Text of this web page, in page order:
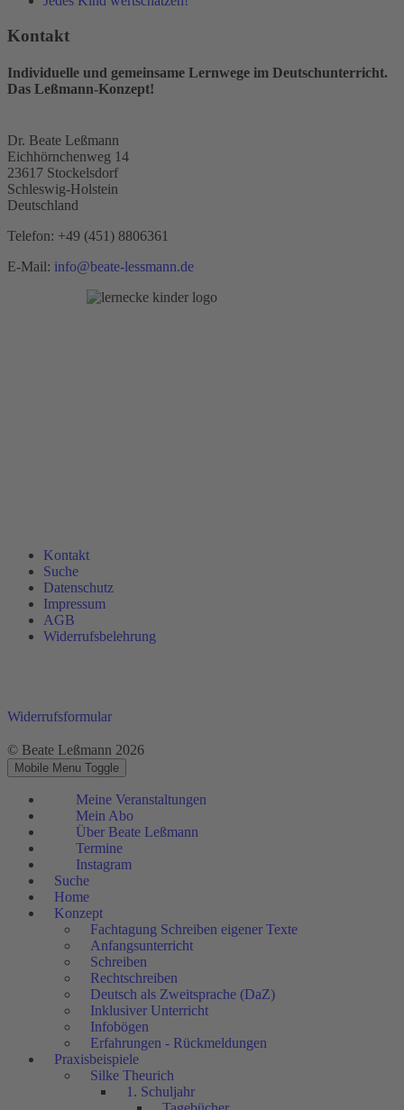
Kontakt
Individuelle und gemeinsame Lernwege im Deutschunterricht.
Das Leßmann-Konzept!
Dr. Beate Leßmann
Eichhörnchenweg 14
23617 Stockelsdorf
Schleswig-Holstein
Deutschland
Telefon: +49 (451) 8806361
E-Mail: info@beate-lessmann.de
Kontakt
Suche
Datenschutz
Impressum
AGB
Widerrufsbelehrung
Widerrufsformular
© Beate Leßmann 2026
Mobile Menu Toggle
Meine Veranstaltungen
Mein Abo
Über Beate Leßmann
Termine
Instagram
Suche
Home
Konzept
Fachtagung Schreiben eigener Texte
Anfangsunterricht
Schreiben
Rechtschreiben
Deutsch als Zweitsprache (DaZ)
Inklusiver Unterricht
Infobögen
Erfahrungen - Rückmeldungen
Praxisbeispiele
Silke Theurich
1. Schuljahr